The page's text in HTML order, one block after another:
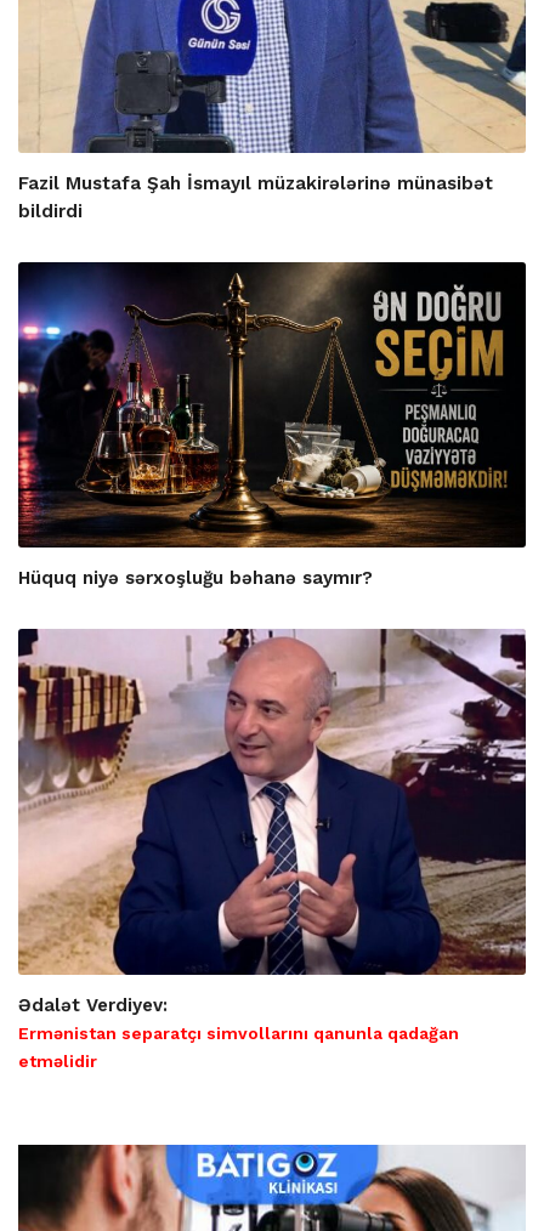
Fazil Mustafa Şah İsmayıl müzakirələrinə münasibət
bildirdi
Hüquq niyə sərxoşluğu bəhanə saymır?
Ədalət Verdiyev:
Ermənistan separatçı simvollarını qanunla qadağan
etməlidir